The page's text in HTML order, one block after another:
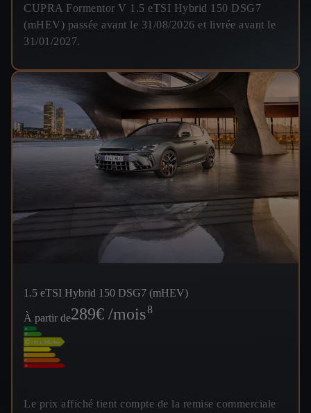
CUPRA Formentor V 1.5 eTSI Hybrid 150 DSG7
(mHEV) passée avant le 31/08/2026 et livrée avant le
31/01/2027.
1.5 eTSI Hybrid 150 DSG7 (mHEV)
À partir de289€ /mois8
Le prix affiché tient compte de la remise commerciale